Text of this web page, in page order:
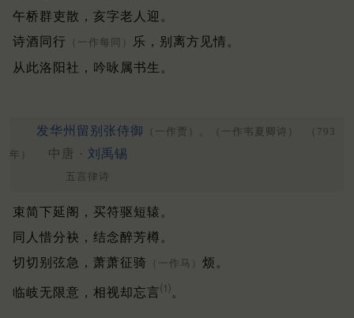
午桥群吏散，亥字老人迎。
诗酒同行
（一作每同）
乐，别离方见情。
从此洛阳社，吟咏属书生。
发华州留别张侍御 （一作贾）。（一作韦夏卿诗）
（793
年）
中唐 · 刘禹锡
五言律诗
束简下延阁，买符驱短辕。
同人惜分袂，结念醉芳樽。
切切别弦急，萧萧征骑
（一作马） 烦。
临岐无限意，相视却忘言⑴。